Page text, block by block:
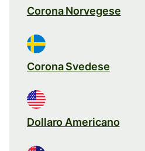
Corona Norvegese
Corona Svedese
Dollaro Americano